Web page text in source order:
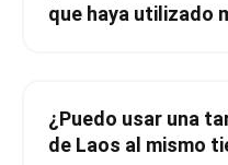
que haya utilizado
¿Puedo usar una
de Laos al mismo